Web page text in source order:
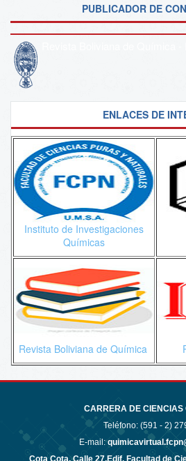
PUBLICADOR DE
ENLACES DE
Instituto de Investigaciones
Químicas
Revista Boliviana de Química
CARRERA DE CIENCIAS
Teléfono: (591 - 2)
E-mail:
Cota Cota, Calle 27,Edif. Facultad de